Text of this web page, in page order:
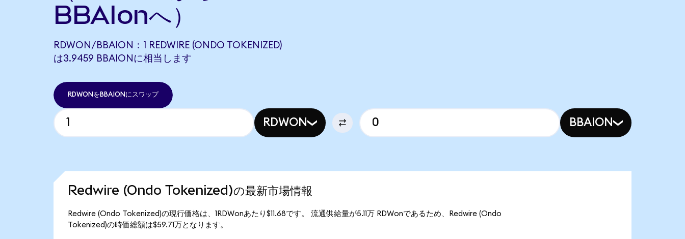
BBAIonへ）
RDWON/BBAION：1 REDWIRE (ONDO TOKENIZED)
は3.9459 BBAIONに相当します
RDWONをBBAIONにスワップ
RDWON BBAION
Redwire (Ondo Tokenized)の最新市場情報
Redwire (Ondo Tokenized)の現行価格は、1RDWonあたり$11.68です。 流通供給量が5.11万 RDWonであるため、Redwire (Ondo
Tokenized)の時価総額は$59.71万となります。